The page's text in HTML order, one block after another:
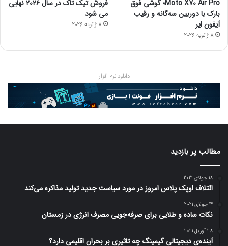
Moto X70 Air Pro؛ گوشی فوق
بارک با دوربین سه‌گانه و رقیب
آیفون ایر
8 ژانویه 2026
فروش تیک تاک در سال ۲۰۲۶ نهایی
می شود
8 ژانویه 2026
دانلود نرم افزار
مطالب پر بازدید
18 جولای 2021
ائتلاف اوپک پلاس امروز در مورد سیاست جدید تولید مذاکره می‌کند
14 جولای 2021
نکات ساده و طلایی برای صرفه‌جویی مصرف انرژی در زمستان
28 آوریل 2021
آینده‌ی دیجیتالی گیمینگ چه تاثیری بر بحران اقلیمی دارد؟